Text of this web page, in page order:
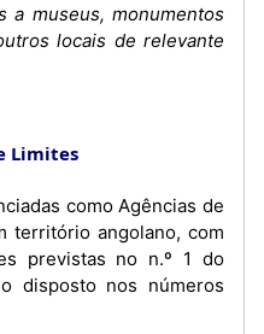
a museus, monumentos
locais de relevante
Limites
território angolano, com
previstas no n.º 1 do
disposto nos números